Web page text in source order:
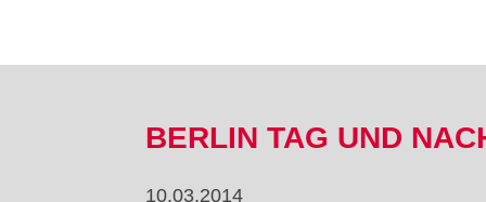
BERLIN TAG UND
10.03.2014